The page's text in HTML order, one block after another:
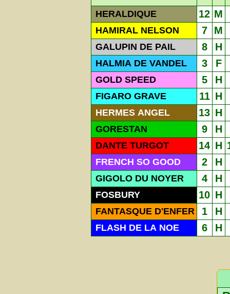
HERALDIQUE 12 M
HAMIRAL NELSON 7 M
GALUPIN DE PAIL 8 H
HALMIA DE VANDEL 3 F
GOLD SPEED 5 H
FIGARO GRAVE 11 H
HERMES ANGEL 13 H
GORESTAN 9 H
DANTE TURGOT 14 H
FRENCH SO GOOD 2 H
GIGOLO DU NOYER 4 H
FOSBURY 10 H
FANTASQUE D'ENFER 1 H
FLASH DE LA NOE 6 H